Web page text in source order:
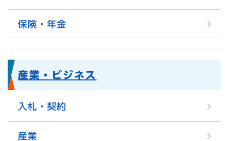
保険・年金
産業・ビジネス
入札・契約
産業